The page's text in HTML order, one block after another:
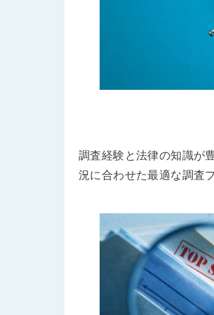
調査経験と法律の知識が
況に合わせた最適な調査